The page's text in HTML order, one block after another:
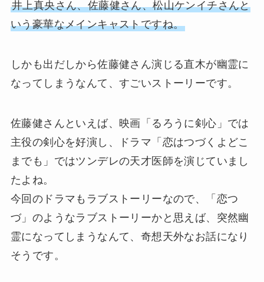
井上真央さん、佐藤健さん、松山ケンイチさんと
いう豪華なメインキャストですね。
しかも出だしから佐藤健さん演じる直木が幽霊に
なってしまうなんて、すごいストーリーです。
佐藤健さんといえば、映画「るろうに剣心」では
主役の剣心を好演し、ドラマ「恋はつづくよどこ
までも」ではツンデレの天才医師を演じていまし
たよね。
今回のドラマもラブストーリーなので、「恋つ
づ」のようなラブストーリーかと思えば、突然幽
霊になってしまうなんて、奇想天外なお話になり
そうです。